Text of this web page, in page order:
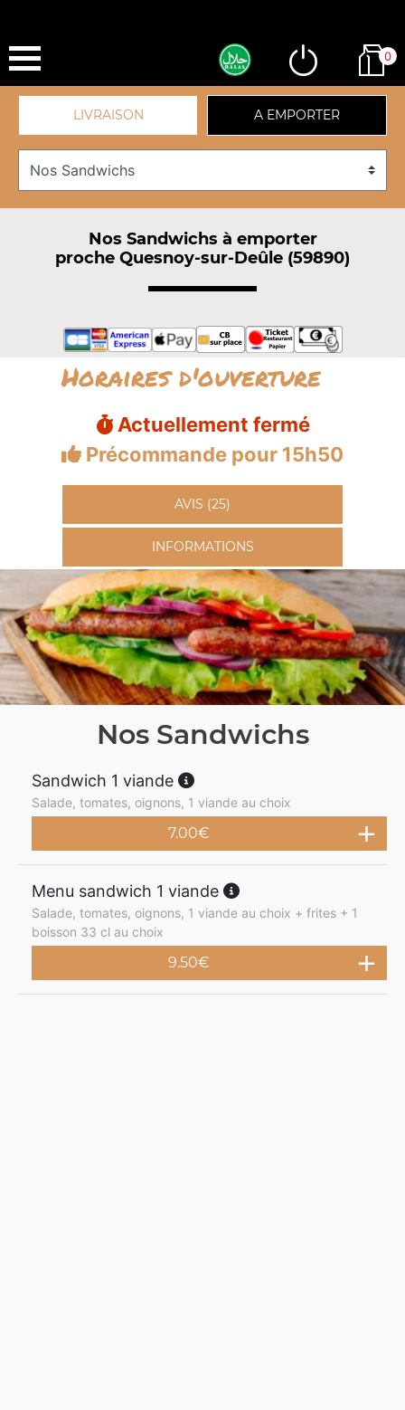
0
LIVRAISON A EMPORTER
Nos Sandwichs à emporter
proche Quesnoy-sur-Deûle (59890)
Horaires d'ouverture
Actuellement fermé
Précommande pour 15h50
AVIS (25)
INFORMATIONS
Nos Sandwichs
Sandwich 1 viande
Salade, tomates, oignons, 1 viande au choix
7.00€
Menu sandwich 1 viande
Salade, tomates, oignons, 1 viande au choix + frites + 1
boisson 33 cl au choix
9.50€